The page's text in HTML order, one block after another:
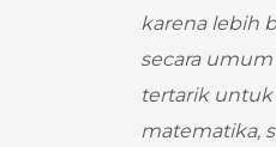
karena lebih
secara
tertarik
matematika,